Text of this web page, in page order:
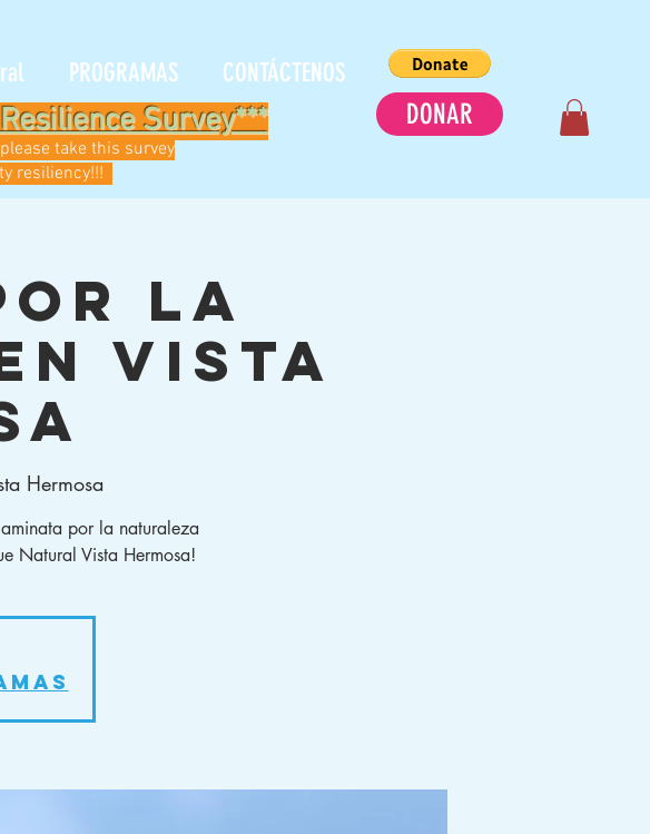
PROGRAMAS CONTÁCTENOS
Survey*** DONAR
take this survey
resiliency!!!
la
Vista
Hermosa
por la naturaleza
Natural Vista Hermosa!